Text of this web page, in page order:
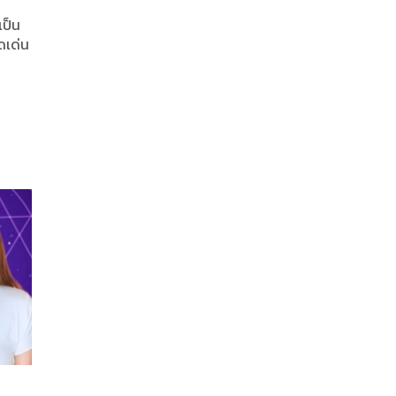
ป็น
เด่น